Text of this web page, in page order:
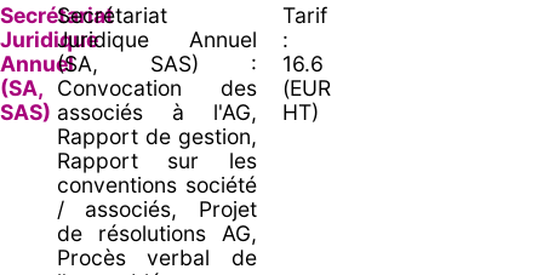
Secrétariat
Juridique
Annuel
(SA,
SAS)
Secrétariat
Juridique Annuel
(SA, SAS) :
Convocation des
associés à l'AG,
Rapport de gestion,
Rapport sur les
conventions société
/ associés, Projet
de résolutions AG,
Procès verbal de
Tarif
:
16.6
(EUR
HT)